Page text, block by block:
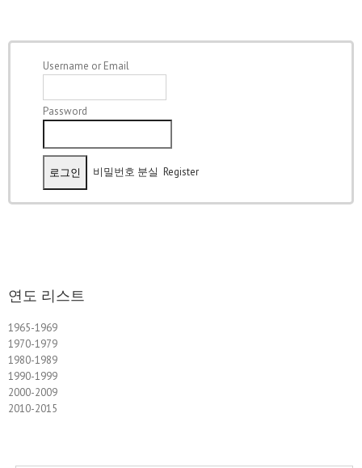
Username or Email
Password
비밀번호 분실 Register
연도 리스트
1965-1969
1970-1979
1980-1989
1990-1999
2000-2009
2010-2015